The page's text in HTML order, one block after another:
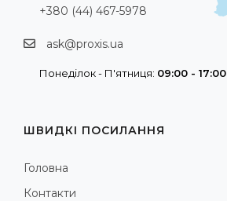
+380 (44) 467-5978
ask@proxis.ua
Понеділок - П'ятниця: 09:00 - 17:00
ШВИДКІ ПОСИЛАННЯ
Головна
Контакти